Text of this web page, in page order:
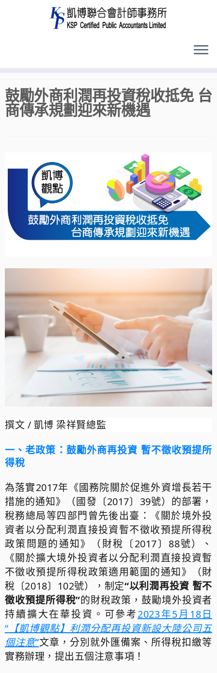
to
content
鼓勵外商利潤再投資稅收抵免 台
商傳承規劃迎來新機遇
撰文 / 凱博 梁祥賢總監
一、老政策 ：鼓勵外商再投資 暫不徵收預提所
得稅
為落實2017年《國務院關於促進外資增長若干
措施的通知》（國發〔2017〕 39號）的部署，
稅務總局等四部門曾先後出臺：《關於境外投
資者以分配利潤直接投資暫不徵收預提所得稅
政策問題的通知》（財稅〔2017〕 88號）、
《關於擴大境外投資者以分配利潤直接投資暫
不徵收預提所得稅政策適用範圍的通知》（財
稅〔2018〕 102號），制定“以利潤再投資 暫不
徵收預提所得稅”的財稅政策，鼓勵境外投資者
持續擴大在華投資。可參考2023年5月 18日
“ 【凱博觀點】利潤分配再投資新設大陸公司五
個注意”文章，分別就外匯備案、所得稅扣繳等
實務辦理，提出五個注意事項！